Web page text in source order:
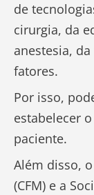
de
cirurgia, da
anestesia,
fatores.
Por isso,
estabelecer
paciente.
Além disso,
(CFM) e a